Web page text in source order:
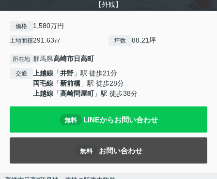
【外観】
価格 1,580万円
土地面積291.63㎡ 坪数 88.21坪
所在地 群馬県高崎市日高町
交通 上越線 「井野 」駅 徒歩21分
両毛線 「新前橋 」駅 徒歩28分
上越線 「高崎問屋町」駅 徒歩38分
無料 LINEからお問い合わせ
無料 お問い合わせ